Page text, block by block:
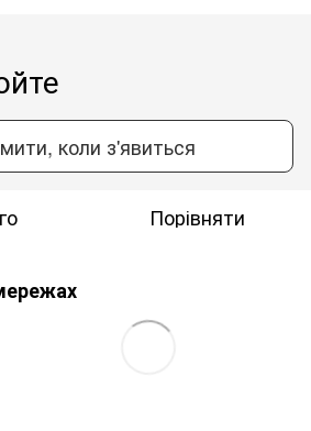
коли з'явиться
Порівняти